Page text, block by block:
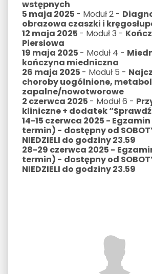
wstępnych
5 maja 2025 - Moduł 2 -
obrazowa czaszki i
12 maja 2025 - Moduł 3 -
Piersiowa
19 maja 2025 - Moduł 4 -
kończyna miedniczna
26 maja 2025 - Moduł 5 -
choroby uogólnione,
zapalne/nowotworowe
2 czerwca 2025 - Moduł 6 -
kliniczne + dodatek
14-15 czerwca 2025 -
termin) - dostępny od
NIEDZIELI do godziny 23.59
28-29 czerwca 2025 -
termin) - dostępny od
NIEDZIELI do godziny 23.59